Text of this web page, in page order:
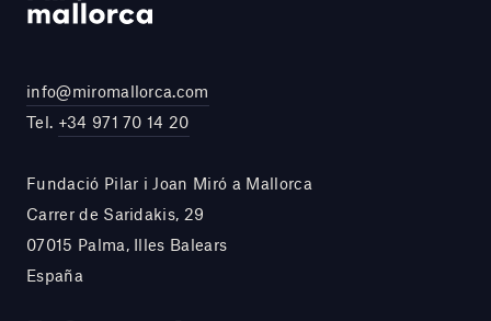
info@miromallorca.com
Tel. +34 971 70 14 20
Fundació Pilar i Joan Miró a Mallorca
Carrer de Saridakis, 29
07015 Palma, Illes Balears
España